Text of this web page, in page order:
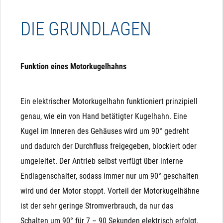
sie keine Magnetventile verwenden und lieber auf
Partikel im Medium: Schmutz, Sand, Äste, ... können
sich zwischen Membrane und Sitz setzen und sorgen
dafür, dass das Ventil nicht mehr ausreichend dicht
schließt. Daher bitte immer einen Filter davor
verbauen, wenn Partikel zu befürchten sind.
Richtungskontrolle
Die Variante Richtungskontrolle benötigt ebenfalls 3
Adern, wobei hier nur "-" oder "N" permanent anliegen
mithilfe einer drehbaren Kugel mit einer Bohrung
pneumatischen Antrieb automatisiert werden.
DIE GRUNDLAGEN
Funktion eines Motorkugelhahns
Ein elektrischer Motorkugelhahn funktioniert prinzipiell
genau, wie ein von Hand betätigter Kugelhahn. Eine
Kugel im Inneren des Gehäuses wird um 90° gedreht
und dadurch der Durchfluss freigegeben, blockiert oder
umgeleitet. Der Antrieb selbst verfügt über interne
Endlagenschalter, sodass immer nur um 90° geschalten
wird und der Motor stoppt. Vorteil der Motorkugelhähne
ist der sehr geringe Stromverbrauch, da nur das
Schalten um 90° für 7 – 90 Sekunden elektrisch erfolgt,